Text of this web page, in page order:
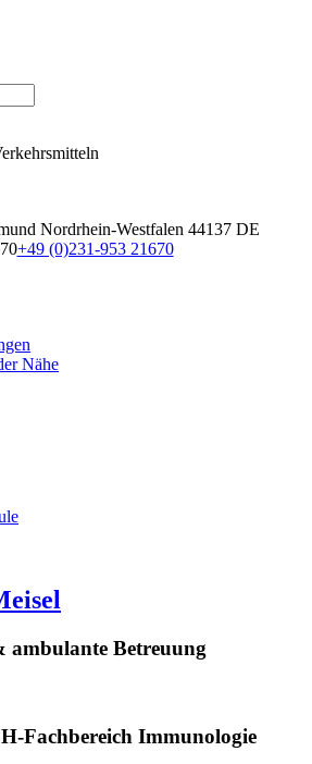
Nordrhein-Westfalen 44137 DE
+49 (0)231-953 21670
Nähe
Betreuung
Fachbereich Immunologie